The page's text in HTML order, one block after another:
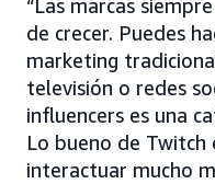
“Las marcas
de crecer. Puedes
marketing
televisión o redes
influencers es una
Lo bueno de Twitch
interactuar mucho